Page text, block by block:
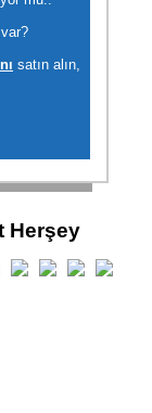
satın alın,
Herşey